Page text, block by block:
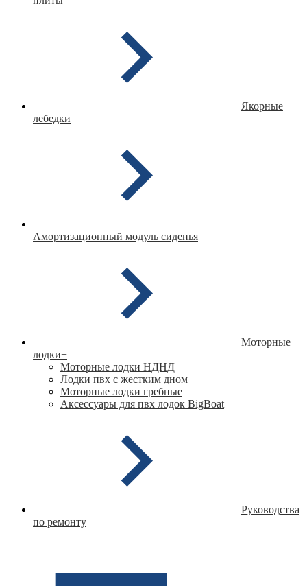
Якорные
лебедки
Амортизационный модуль сиденья
Моторные
лодки+
Моторные лодки НДНД
Лодки пвх с жестким дном
Моторные лодки гребные
Аксессуары для пвх лодок BigBoat
Руководства
по ремонту